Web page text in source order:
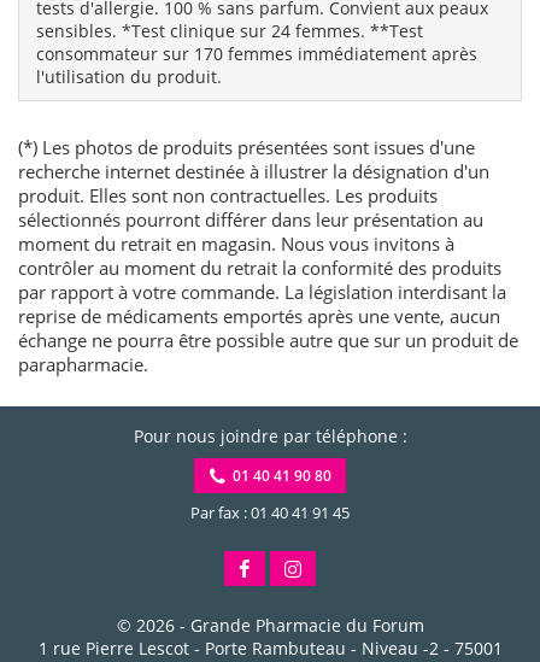
tests d'allergie. 100 % sans parfum. Convient aux peaux
sensibles. *Test clinique sur 24 femmes. **Test
consommateur sur 170 femmes immédiatement après
l'utilisation du produit.
(*) Les photos de produits présentées sont issues d'une
recherche internet destinée à illustrer la désignation d'un
produit. Elles sont non contractuelles. Les produits
sélectionnés pourront différer dans leur présentation au
moment du retrait en magasin. Nous vous invitons à
contrôler au moment du retrait la conformité des produits
par rapport à votre commande. La législation interdisant la
reprise de médicaments emportés après une vente, aucun
échange ne pourra être possible autre que sur un produit de
parapharmacie.
Pour nous joindre par téléphone :
01 40 41 90 80
Par fax : 01 40 41 91 45
© 2026 - Grande Pharmacie du Forum
1 rue Pierre Lescot - Porte Rambuteau - Niveau -2- 75001